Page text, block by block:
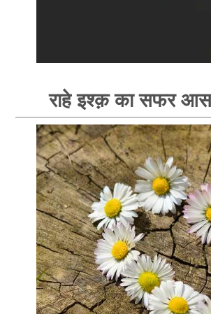
राहे इश्क़ का सफर